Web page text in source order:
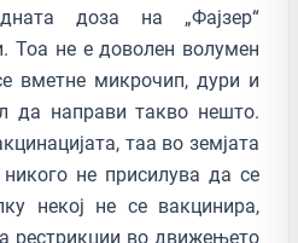
доза на „Фајзер“
Тоа не е доволен волумен
вметне микрочип, дури и
да направи такво нешто.
таа во земјата
не присилува да се
некој не се вакцинира,
рестрикции во движењето